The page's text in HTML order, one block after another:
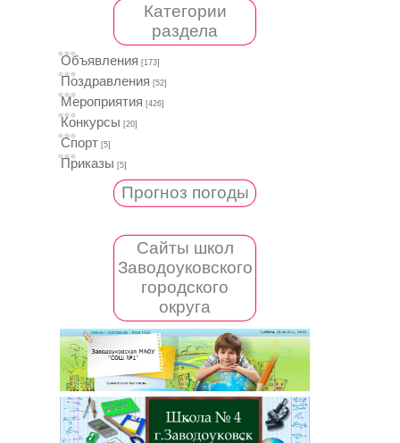
Категории
раздела
Объявления [173]
Поздравления [52]
Мероприятия [426]
Конкурсы [20]
Спорт [5]
Приказы [5]
Прогноз погоды
Сайты школ
Заводоуковского
городского
округа